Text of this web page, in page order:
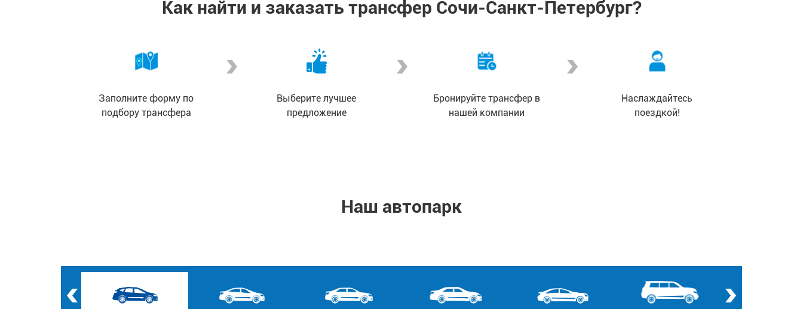
Как найти и заказать трансфер Сочи-Санкт-Петербург?
Заполните форму по
подбору трансфера
Выберите лучшее
предложение
Бронируйте трансфер в
нашей компании
Наслаждайтесь
поездкой!
Наш автопарк